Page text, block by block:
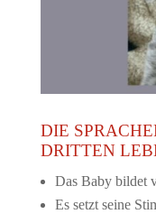
DIE
DRITTEN
Das Baby bildet
Es setzt seine